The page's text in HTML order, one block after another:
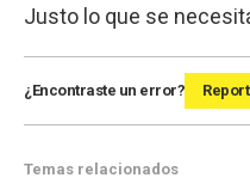
Justo lo que se
¿Encontraste un error?
Temas relacionados